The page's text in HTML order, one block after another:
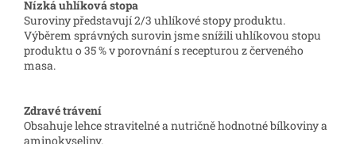
Nízká uhlíková stopa
Suroviny představují 2/3 uhlíkové stopy produktu.
Výběrem správných surovin jsme snížili uhlíkovou stopu
produktu o 35 % v porovnání s recepturou z červeného
masa.
Zdravé trávení
Obsahuje lehce stravitelné a nutričně hodnotné bílkoviny a
aminokyseliny.